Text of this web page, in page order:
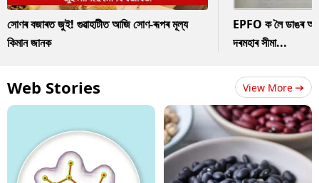
সোণৰ বজাৰত জুই! গুৱাহাটীত আজি সোণ-ৰূপৰ মূল্য
কিমান জানক
EPFO ক লৈ ডাঙৰ
দৰমহাৰ সীমা...
Web Stories View More